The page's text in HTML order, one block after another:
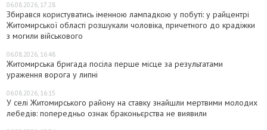
06.08.2026, 17:28
Збирався користуватись іменною лампадкою у побуті: у райцентрі
Житомирської області розшукали чоловіка, причетного до крадіжки
з могили військового
06.08.2026, 16:48
Житомирська бригада посіла перше місце за результатами
ураження ворога у липні
06.08.2026, 16:15
У селі Житомирського району на ставку знайшли мертвими молодих
лебедів: попередньо ознак браконьєрства не виявили